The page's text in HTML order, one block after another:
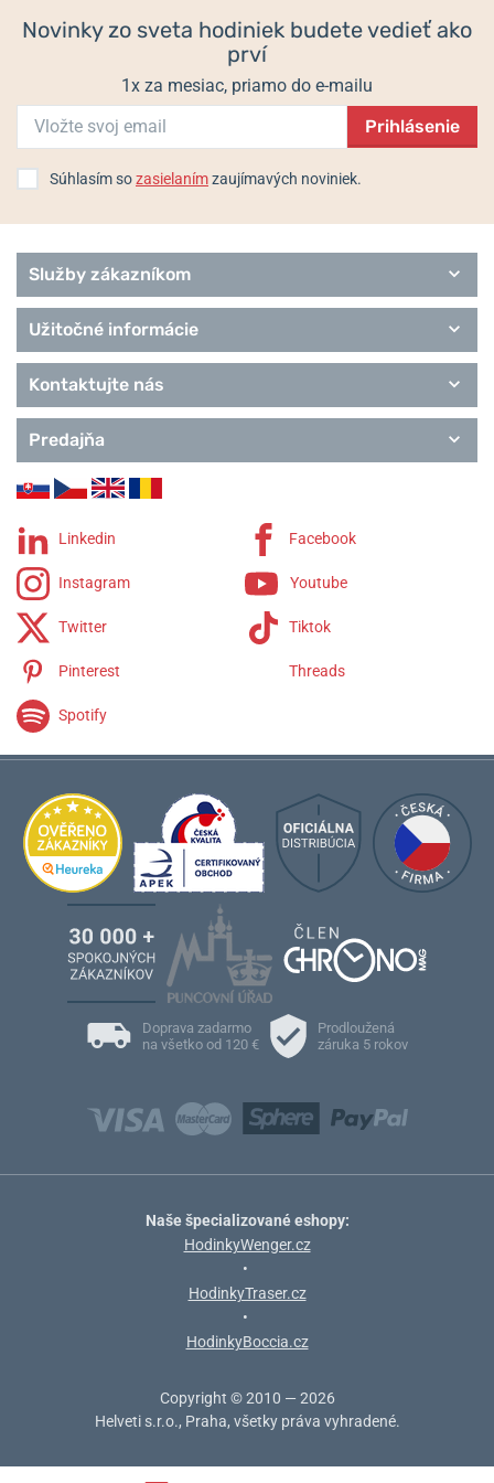
Novinky zo sveta hodiniek budete vedieť ako
prví
1x za mesiac, priamo do e-mailu
Prihlásenie
Súhlasím sozasielanímzaujímavých noviniek.
Služby zákazníkom
Užitočné informácie
Kontaktujte nás
Predajňa
Linkedin Facebook
Instagram Youtube
Twitter Tiktok
Pinterest Threads
Spotify
Doprava zadarmo
na všetko od 120 €
Prodloužená
záruka 5 rokov
Naše špecializované eshopy:
HodinkyWenger.cz
•
HodinkyTraser.cz
•
HodinkyBoccia.cz
Copyright © 2010 — 2026
Helveti s.r.o., Praha, všetky práva vyhradené.